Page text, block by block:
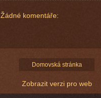
Žádné komentáře:
Domovská stránka
Zobrazit verzi pro web